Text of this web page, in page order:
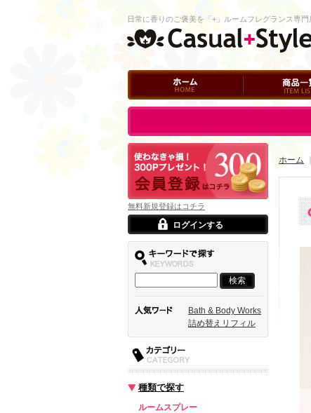
ホーム 商品一覧
日常に香りのご褒美を「+」ルームフレグランス専門
ログイン
無料新規登録はコチラ
ログインする
Bath & Body Works
詰め替えリフィル
種類で探す
ルームスプレー
ホーム